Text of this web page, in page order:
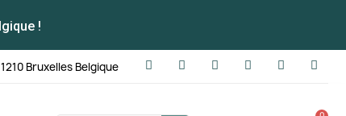
!
Bruxelles Belgique